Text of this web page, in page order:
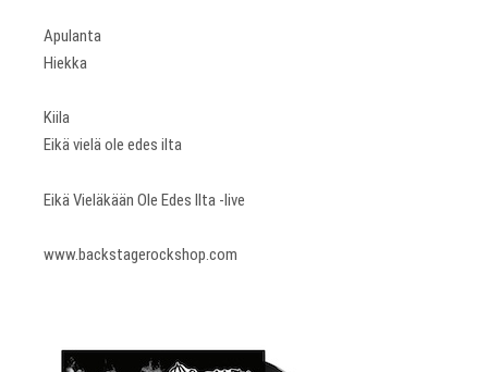
Apulanta
Hiekka
Kiila
Eikä vielä ole edes ilta
Eikä Vieläkään Ole Edes Ilta -live
www.backstagerockshop.com